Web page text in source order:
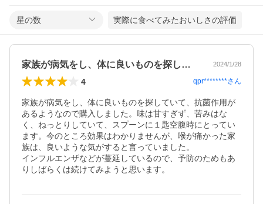
星の数 実際に食べてみたおいしさの評価
家族が病気をし、体に良いものを探してい… 2024/1/28
4 qpr********さん
家族が病気をし、体に良いものを探していて、抗菌作用が
あるようなので購入しました。味は甘すぎず、苦みはな
く、ねっとりしていて、スプーンに１匙空腹時にとってい
ます。今のところ効果はわかりませんが、喉が痛かった家
族は、良いような気がすると言っていました。
インフルエンザなどが蔓延しているので、予防のためもあ
りしばらくは続けてみようと思います。